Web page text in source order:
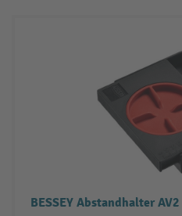
BESSEY Abstandhalter AV2